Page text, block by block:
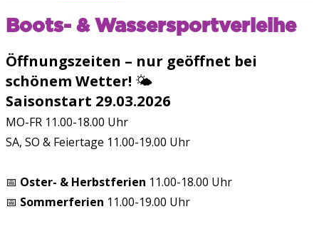
Boots- & Wassersportverleihe
Öffnungszeiten – nur geöffnet bei
schönem Wetter! 🌤️
Saisonstart 29.03.2026
MO-FR 11.00-18.00 Uhr
SA, SO & Feiertage 11.00-19.00 Uhr
📅 Oster- & Herbstferien 11.00-18.00 Uhr
📅 Sommerferien 11.00-19.00 Uhr